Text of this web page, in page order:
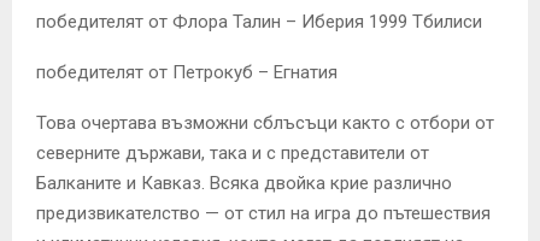
победителят от Флора Талин – Иберия 1999 Тбилиси
победителят от Петрокуб – Егнатия
Това очертава възможни сблъсъци както с отбори от
северните държави, така и с представители от
Балканите и Кавказ. Всяка двойка крие различно
предизвикателство — от стил на игра до пътешествия